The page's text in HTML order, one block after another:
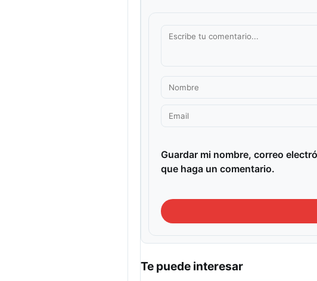
Guardar mi nombre, correo
que haga un comentario.
Te puede interesar